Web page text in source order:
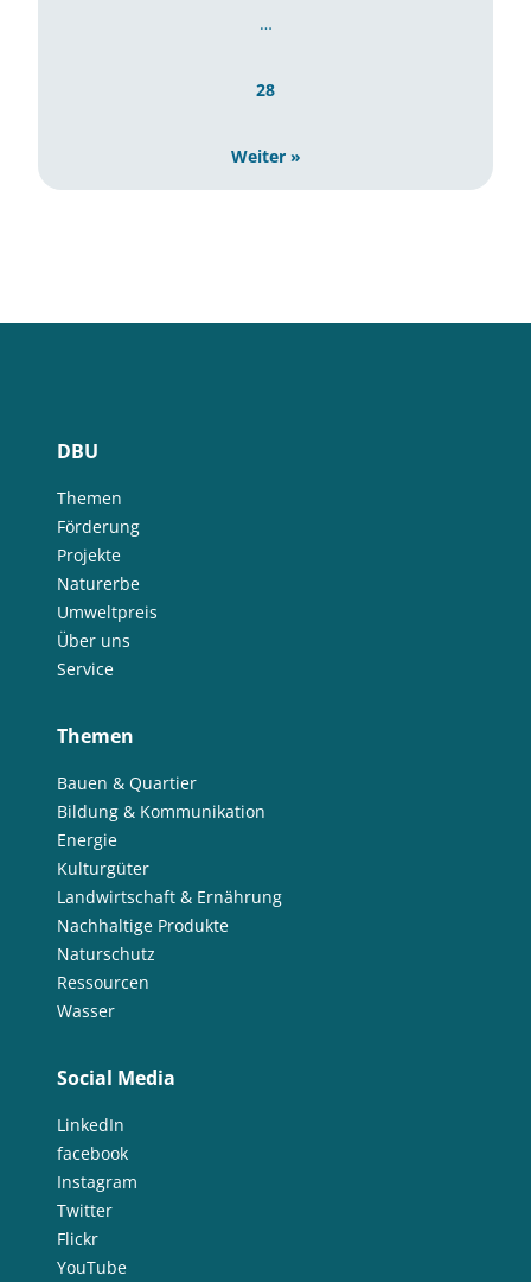
…
28
Weiter »
DBU
Themen
Förderung
Projekte
Naturerbe
Umweltpreis
Über uns
Service
Themen
Bauen & Quartier
Bildung & Kommunikation
Energie
Kulturgüter
Landwirtschaft & Ernährung
Nachhaltige Produkte
Naturschutz
Ressourcen
Wasser
Social Media
LinkedIn
facebook
Instagram
Twitter
Flickr
YouTube